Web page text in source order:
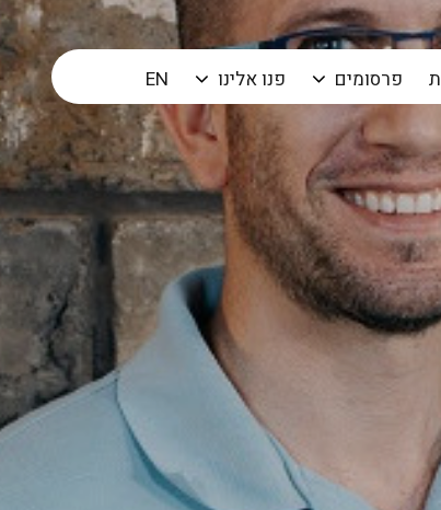
פרסומים פנו אלינו EN